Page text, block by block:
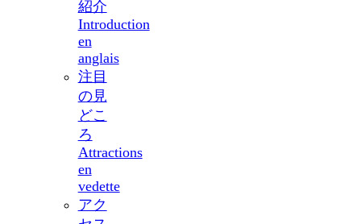
紹介
Introduction
en
anglais
注目
の見
どこ
ろ
Attractions
en
vedette
アク